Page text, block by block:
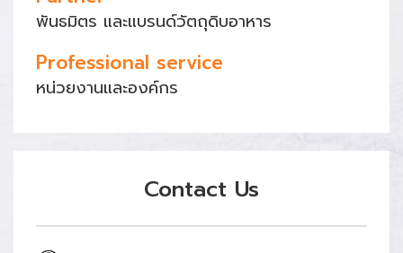
พันธมิตร และแบรนด์วัตถุดิบอาหาร
Professional service
หน่วยงานและองค์กร
Contact Us